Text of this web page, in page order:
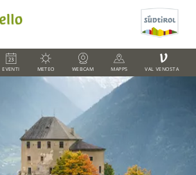
EVENTI METEO WEBCAM MAPPS
V
VAL VENOSTA